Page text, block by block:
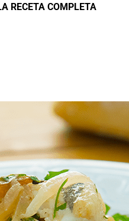
RECETA COMPLETA